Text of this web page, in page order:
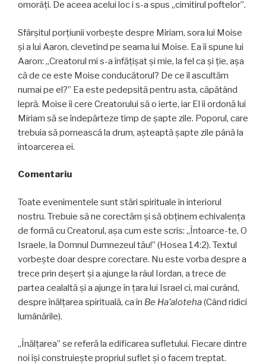
omorâţi. De aceea acelui loc i s-a spus „cimitirul poftelor”.
Sfârșitul porțiunii vorbește despre Miriam, sora lui Moise
și a lui Aaron, clevetind pe seama lui Moise. Ea îi spune lui
Aaron: „Creatorul mi s-a înfăţişat şi mie, la fel ca şi ţie, aşa
că de ce este Moise conducătorul? De ce îl ascultăm
numai pe el?” Ea este pedepsită pentru asta, căpătând
lepră. Moise îi cere Creatorului să o ierte, iar El îi ordonă lui
Miriam să se îndepărteze timp de șapte zile. Poporul, care
trebuia să pornească la drum, așteaptă șapte zile până la
întoarcerea ei.
Comentariu
Toate evenimentele sunt stări spirituale în interiorul
nostru. Trebuie să ne corectăm și să obținem echivalența
de formă cu Creatorul, așa cum este scris: „Întoarce-te, O
Israele, la Domnul Dumnezeul tău!” (Hosea 14:2). Textul
vorbește doar despre corectare. Nu este vorba despre a
trece prin deșert și a ajunge la râul Iordan, a trece de
partea cealaltă și a ajunge în țara lui Israel ci, mai curând,
despre înălţarea spirituală, ca în Be Ha’aloteha(Când ridici
lumânările).
„Înălţarea” se referă la edificarea sufletului. Fiecare dintre
noi îşi construiește propriul suflet și o facem treptat.